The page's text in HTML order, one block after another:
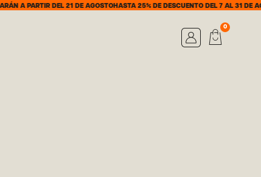
A PARTIR DEL 21 DE AGOSTOHASTA 25% DE DESCUENTO DEL 7 AL 31 DE
0